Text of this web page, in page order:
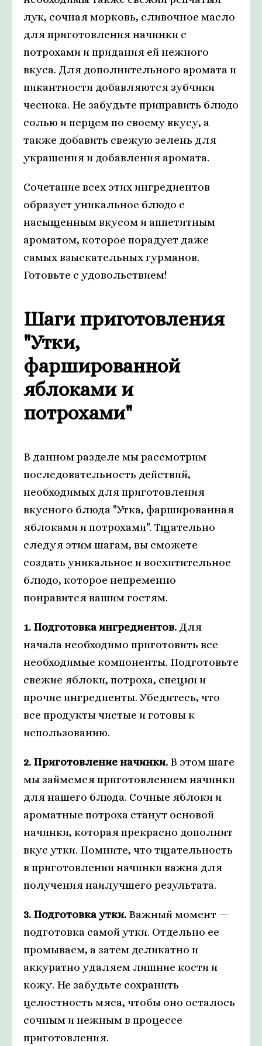
лук, сочная морковь, сливочное масло
для приготовления начинки с
потрохами и придания ей нежного
вкуса. Для дополнительного аромата и
пикантности добавляются зубчики
чеснока. Не забудьте приправить блюдо
солью и перцем по своему вкусу, а
также добавить свежую зелень для
украшения и добавления аромата.
Сочетание всех этих ингредиентов
образует уникальное блюдо с
насыщенным вкусом и аппетитным
ароматом, которое порадует даже
самых взыскательных гурманов.
Готовьте с удовольствием!
Шаги приготовления
"Утки,
фаршированной
яблоками и
потрохами"
В данном разделе мы рассмотрим
последовательность действий,
необходимых для приготовления
вкусного блюда "Утка, фаршированная
яблоками и потрохами". Тщательно
следуя этим шагам, вы сможете
создать уникальное и восхитительное
блюдо, которое непременно
понравится вашим гостям.
1. Подготовка ингредиентов. Для
начала необходимо приготовить все
необходимые компоненты. Подготовьте
свежие яблоки, потроха, специи и
прочие ингредиенты. Убедитесь, что
все продукты чистые и готовы к
использованию.
2. Приготовление начинки. В этом шаге
мы займемся приготовлением начинки
для нашего блюда. Сочные яблоки и
ароматные потроха станут основой
начинки, которая прекрасно дополнит
вкус утки. Помните, что тщательность
в приготовлении начинки важна для
получения наилучшего результата.
3. Подготовка утки. Важный момент —
подготовка самой утки. Отдельно ее
промываем, а затем деликатно и
аккуратно удаляем лишние кости и
кожу. Не забудьте сохранить
целостность мяса, чтобы оно осталось
сочным и нежным в процессе
приготовления.